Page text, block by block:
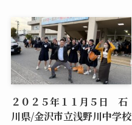
２０２５年１１月５日 石
川県/金沢市立浅野川中学校